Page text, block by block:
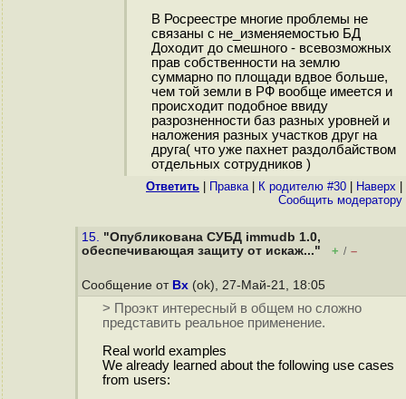
В Росреестре многие проблемы не
связаны с не_изменяемостью БД
Доходит до смешного - всевозможных
прав собственности на землю
суммарно по площади вдвое больше,
чем той земли в РФ вообще имеется и
происходит подобное ввиду
разрозненности баз разных уровней и
наложения разных участков друг на
друга( что уже пахнет раздолбайством
отдельных сотрудников )
Ответить Правка| К родителю #30 Наверх
Cообщить модератору
15. "Опубликована СУБД immudb 1.0,
обеспечивающая защиту от искаж..."
+ / –
Сообщение от Bx (ok), 27-Май-21, 18:05
> Проэкт интересный в общем но сложно
представить реальное применение.
Real world examples
We already learned about the following use cases
from users: